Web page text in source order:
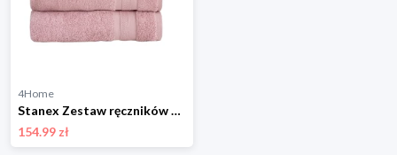
4Home
Stanex Zestaw ręczników MEXICO stary róż, 4 szt. 50 x 100 cm, 2 szt. 70 x 140 cm
154.99 zł